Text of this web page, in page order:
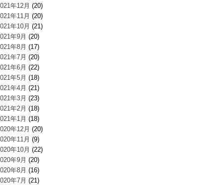
年12月 (20)
年11月 (20)
年10月 (21)
年9月 (20)
年8月 (17)
年7月 (20)
年6月 (22)
年5月 (18)
年4月 (21)
年3月 (23)
年2月 (18)
年1月 (18)
年12月 (20)
年11月 (9)
年10月 (22)
年9月 (20)
年8月 (16)
年7月 (21)